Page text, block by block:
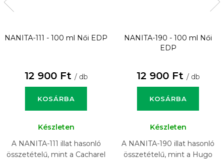
NANITA-111 - 100 ml Női EDP
12 900 Ft / db
KOSÁRBA
Készleten
A NANITA-111 illat hasonló
összetételű, mint a Cacharel
NANITA-190 - 100 ml
Női
EDP
12 900 Ft / db
KOSÁRBA
Készleten
A NANITA-190 illat hasonló
összetételű, mint a Hugo